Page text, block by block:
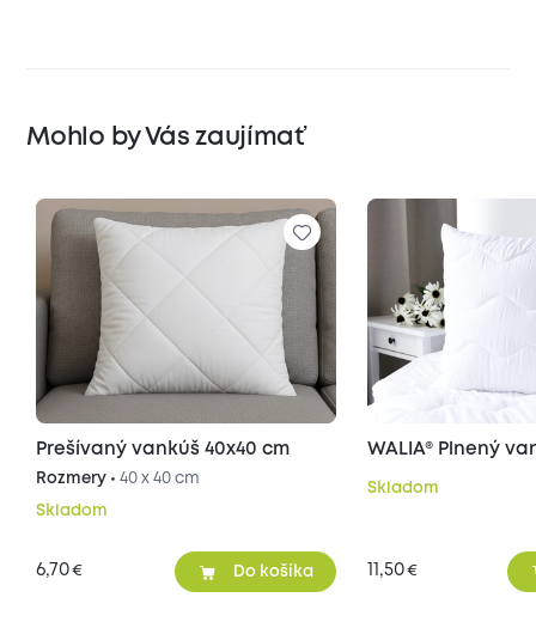
Mohlo by Vás zaujímať
Prešívaný vankúš 40x40 cm
Rozmery • 40 x 40 cm
Skladom
6,70€ Do košíka
WALIA® Plnený
Skladom
11,50€